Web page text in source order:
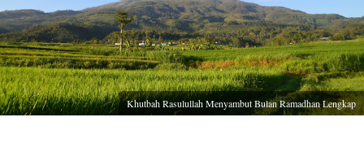
Khutbah Rasulullah Menyambut Bulan Ramadhan Lengkap